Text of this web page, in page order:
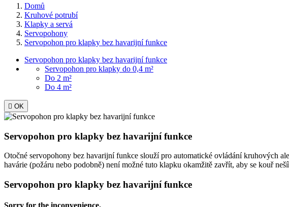
Domů
Kruhové potrubí
Klapky a servá
Servopohony
Servopohon pro klapky bez havarijní funkce
Servopohon pro klapky bez havarijní funkce
Servopohon pro klapky do 0,4 m²
Do 2 m²
Do 4 m²
 OK
Servopohon pro klapky bez havarijní funkce
Otočné servopohony bez havarijní funkce slouží pro automatické ovládání kruhových
havárie (požáru nebo podobně) není možné tuto klapku okamžitě zavřít, aby se kouř
Servopohon pro klapky bez havarijní funkce